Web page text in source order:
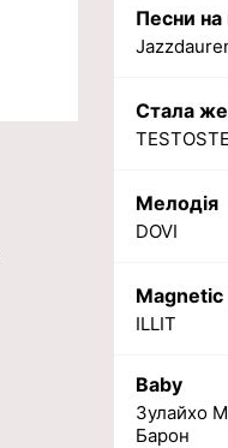
Песни на
Стала
Мелодія
DOVI
ILLIT
Baby
Зулайхо
Барон